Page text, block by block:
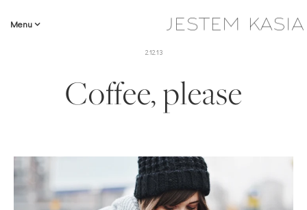
Menu
2.12.13
Coffee, please